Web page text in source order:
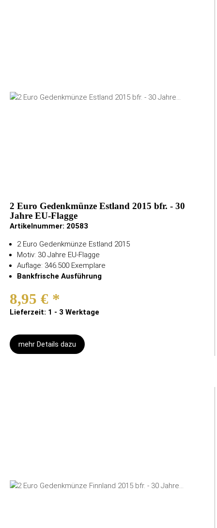
2 Euro Gedenkmünze Estland 2015 bfr. - 30
Jahre EU-Flagge
Artikelnummer: 20583
2 Euro Gedenkmünze Estland 2015
Motiv: 30 Jahre EU-Flagge
Auflage: 346.500 Exemplare
Bankfrische Ausführung
8,95 € *
Lieferzeit: 1 - 3 Werktage
mehr Details dazu